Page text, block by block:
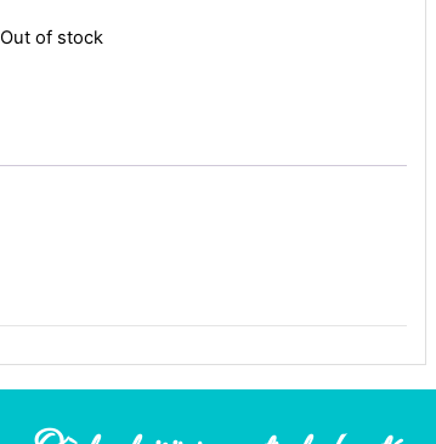
Out of stock